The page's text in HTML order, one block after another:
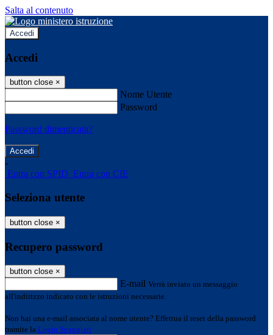
Salta al contenuto
Accedi
Accedi
button close ×
Nome Utente
Password
Password dimenticata?
-
Entra con SPID Entra con CIE
Seleziona utente
button close ×
Recupero password
button close ×
E-mail Verrà inviato un messaggio
all'indirizzo indicato con le istruzioni necessarie.
Non hai una e-mail associata al nome utente? Effettua il reset della password
tramite la Login Spaggiari